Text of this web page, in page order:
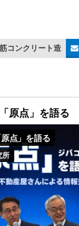
コンクリート造
原点」を語る